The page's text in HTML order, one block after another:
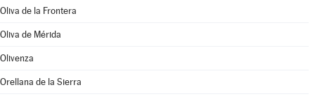
Oliva de la Frontera
Oliva de Mérida
Olivenza
Orellana de la Sierra